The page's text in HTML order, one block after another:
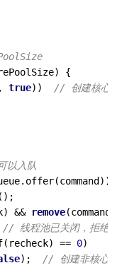
{
true)) // 创建核心线
以入队
{
();
&& remove(command))
// 线程池已关闭，拒绝任
== 0)
); // 创建非核心线